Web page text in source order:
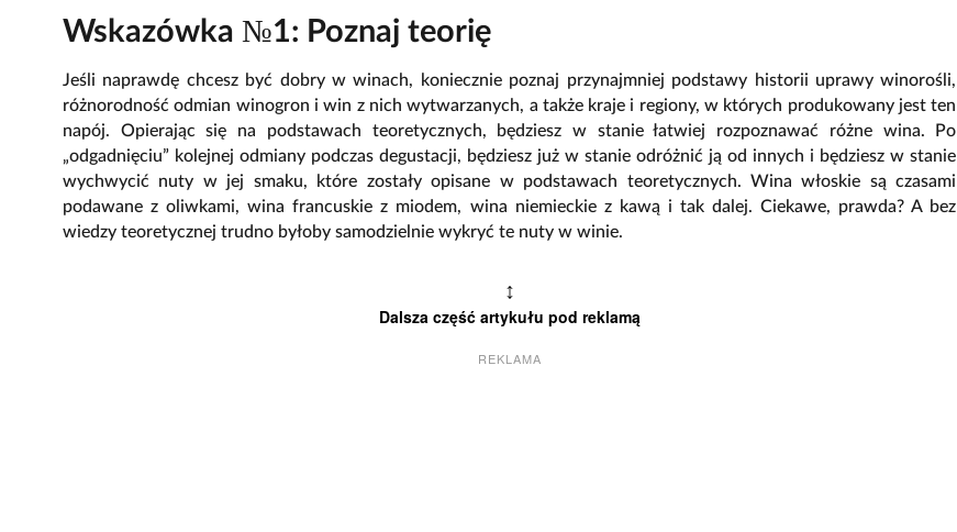
Wskazówka №1: Poznaj teorię
Jeśli naprawdę chcesz być dobry w winach, koniecznie poznaj przynajmniej podstawy historii uprawy winorośli,
różnorodność odmian winogron i win z nich wytwarzanych, a także kraje i regiony, w których produkowany jest ten
napój. Opierając się na podstawach teoretycznych, będziesz w stanie łatwiej rozpoznawać różne wina. Po
„odgadnięciu” kolejnej odmiany podczas degustacji, będziesz już w stanie odróżnić ją od innych i będziesz w stanie
wychwycić nuty w jej smaku, które zostały opisane w podstawach teoretycznych. Wina włoskie są czasami
podawane z oliwkami, wina francuskie z miodem, wina niemieckie z kawą i tak dalej. Ciekawe, prawda? A bez
wiedzy teoretycznej trudno byłoby samodzielnie wykryć te nuty w winie.
↕
Dalsza część artykułu pod reklamą
REKLAMA